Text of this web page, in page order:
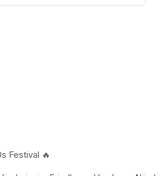
Festival 🔥